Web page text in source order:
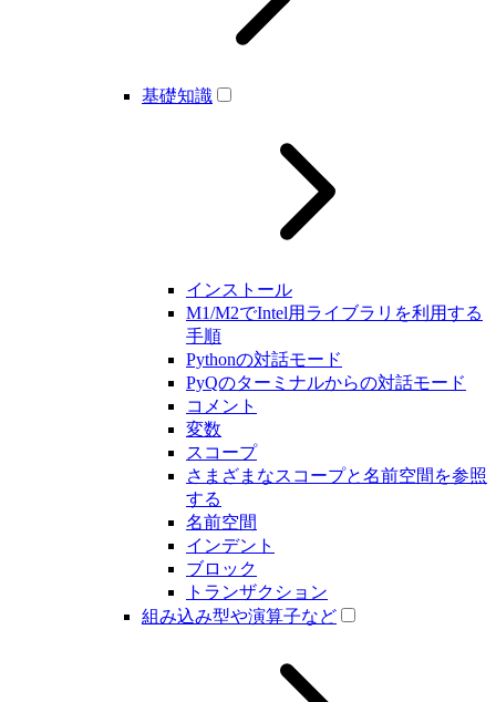
基礎知識
インストール
M1/M2でIntel用ライブラリを利用する
手順
Pythonの対話モード
PyQのターミナルからの対話モード
コメント
変数
スコープ
さまざまなスコープと名前空間を参照
する
名前空間
インデント
ブロック
トランザクション
組み込み型や演算子など